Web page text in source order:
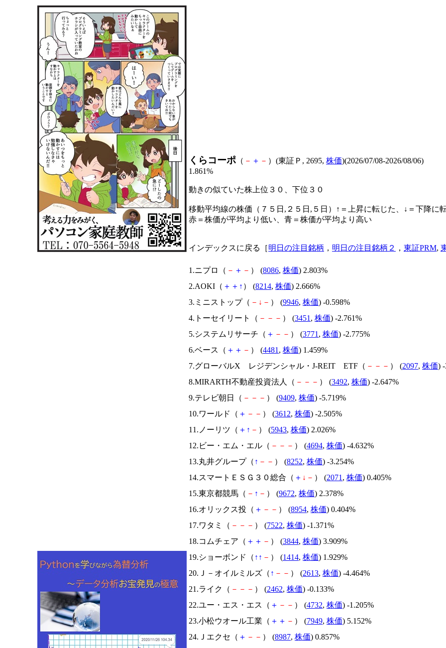
くらコーポ （ － ＋ － ）(東証Ｐ, 2695, 株価)(2026/07/08-2026/08/06)
1.861%
動きの似ていた株上位３０、下位３０
移動平均線の株価（７５日,２５日,５日）↑＝上昇に転じた、↓＝下降に
赤＝株価が平均より低い、青＝株価が平均より高い
インデックスに戻る［明日の注目銘柄 ， 明日の注目銘柄２ ， 東証PRM,
1.ニプロ（ － ＋ － ） (8086, 株価) 2.803%
2.AOKI（ ＋ ＋ ↑ ） (8214, 株価) 2.666%
3.ミニストップ（ － ↓ － ） (9946, 株価) -0.598%
4.トーセイリート（ － － － ） (3451 , 株価) -2.761%
5.システムリサーチ（ ＋ － － ） (3771 , 株価) -2.775%
6.ベース（ ＋ ＋ － ） (4481 , 株価) 1.459%
7.グローバルX レジデンシャル・J-REIT ETF（ － － － ） (2097, 株価)
8.MIRARTH不動産投資法人（ － － － ） (3492, 株価) -2.647%
9.テレビ朝日（ － － － ） (9409, 株価) -5.719%
10.ワールド（ ＋ － － ） (3612, 株価) -2.505%
11.ノーリツ（ ＋ ↑ － ） (5943, 株価) 2.026%
12.ビー・エム・エル（ － － － ） (4694, 株価) -4.632%
13.丸井グループ（ ↑ － － ） (8252, 株価) -3.254%
14.スマートＥＳＧ３０総合（ ＋ ↓ － ） (2071 , 株価) 0.405%
15.東京都競馬（ － ↑ － ） (9672, 株価) 2.378%
16.オリックス投（ ＋ － － ） (8954, 株価) 0.404%
17.ワタミ（ － － － ） (7522, 株価) -1.371%
18.コムチェア（ ＋ ＋ － ） (3844, 株価) 3.909%
19.ショーボンド（ ↑ ↑ － ） (1414, 株価) 1.929%
20.Ｊ－オイルミルズ（ ↑ － － ） (2613, 株価) -4.464%
21.ライク（ － － － ） (2462, 株価) -0.133%
22.ユー・エス・エス（ ＋ － － ） (4732, 株価) -1.205%
23.小松ウオール工業（ ＋ ＋ － ） (7949, 株価) 5.152%
24.Ｊエクセ（ ＋ － － ） (8987, 株価) 0.857%